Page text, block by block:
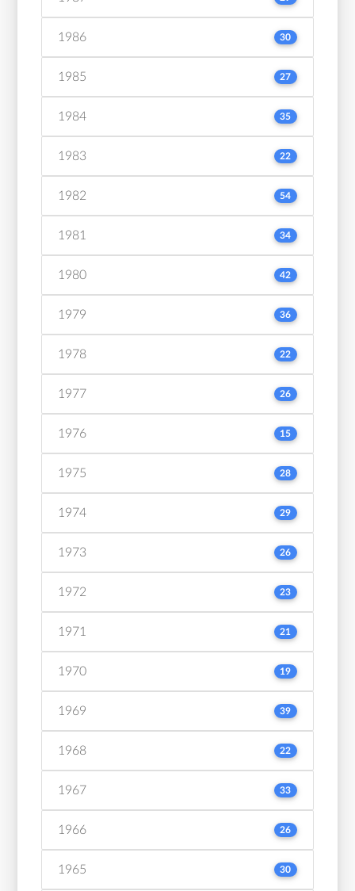
1986 30
1985 27
1984 35
1983 22
1982 54
1981 34
1980 42
1979 36
1978 22
1977 26
1976 15
1975 28
1974 29
1973 26
1972 23
1971 21
1970 19
1969 39
1968 22
1967 33
1966 26
1965 30